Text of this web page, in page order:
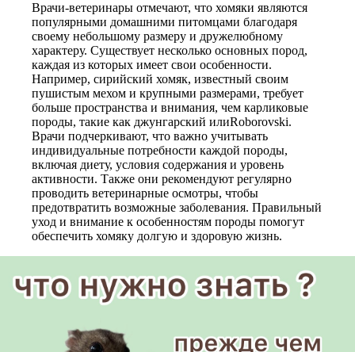
Врачи-ветеринары отмечают, что хомяки являются
популярными домашними питомцами благодаря
своему небольшому размеру и дружелюбному
характеру. Существует несколько основных пород,
каждая из которых имеет свои особенности.
Например, сирийский хомяк, известный своим
пушистым мехом и крупными размерами, требует
больше пространства и внимания, чем карликовые
породы, такие как джунгарский илиRoborovski.
Врачи подчеркивают, что важно учитывать
индивидуальные потребности каждой породы,
включая диету, условия содержания и уровень
активности. Также они рекомендуют регулярно
проводить ветеринарные осмотры, чтобы
предотвратить возможные заболевания. Правильный
уход и внимание к особенностям породы помогут
обеспечить хомяку долгую и здоровую жизнь.